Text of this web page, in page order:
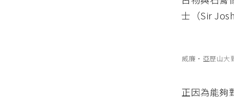
士（Sir
威廉‧亞歷山大
正因為能夠